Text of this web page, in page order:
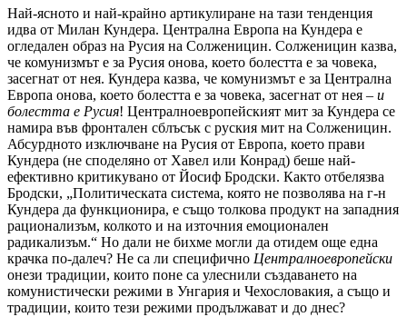
Най-ясното и най-крайно артикулиране на тази тенденция
идва от Милан Кундера. Централна Европа на Кундера е
огледален образ на Русия на Солженицин. Солженицин казва,
че комунизмът е за Русия онова, което болестта е за човека,
засегнат от нея. Кундера казва, че комунизмът е за Централна
Европа онова, което болестта е за човека, засегнат от нея – и
болестта е Русия! Централноевропейският мит за Кундера се
намира във фронтален сблъсък с руския мит на Солженицин.
Абсурдното изключване на Русия от Европа, което прави
Кундера (не споделяно от Хавел или Конрад) беше най-
ефективно критикувано от Йосиф Бродски. Както отбелязва
Бродски, „Политическата система, която не позволява на г-н
Кундера да функционира, е също толкова продукт на западния
рационализъм, колкото и на източния емоционален
радикализъм.“ Но дали не бихме могли да отидем още една
крачка по-далеч? Не са ли специфично Централноевропейски
онези традиции, които поне са улеснили създаването на
комунистически режими в Унгария и Чехословакия, а също и
традиции, които тези режими продължават и до днес?